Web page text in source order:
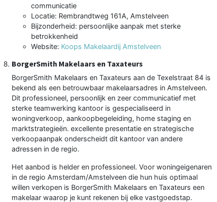
communicatie
Locatie: Rembrandtweg 161A, Amstelveen
Bijzonderheid: persoonlijke aanpak met sterke
betrokkenheid
Website: Koops Makelaardij Amstelveen
BorgerSmith Makelaars en Taxateurs
BorgerSmith Makelaars en Taxateurs aan de Texelstraat 84 is
bekend als een betrouwbaar makelaarsadres in Amstelveen.
Dit professioneel, persoonlijk en zeer communicatief met
sterke teamwerking kantoor is gespecialiseerd in
woningverkoop, aankoopbegeleiding, home staging en
marktstrategieën. excellente presentatie en strategische
verkoopaanpak onderscheidt dit kantoor van andere
adressen in de regio.
Het aanbod is helder en professioneel. Voor woningeigenaren
in de regio Amsterdam/Amstelveen die hun huis optimaal
willen verkopen is BorgerSmith Makelaars en Taxateurs een
makelaar waarop je kunt rekenen bij elke vastgoedstap.